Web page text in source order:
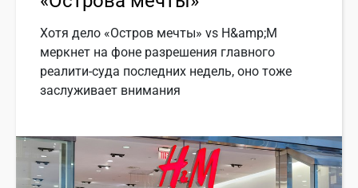
Хотя дело «Остров мечты» vs H&amp;M
меркнет на фоне разрешения главного
реалити-суда последних недель, оно тоже
заслуживает внимания